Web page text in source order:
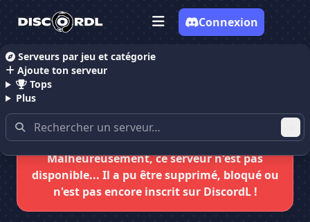
Serveurs par jeu et catégorie
Ajoute ton serveur
Tops
Plus
Connexion
Accueil Serveurs Discord Giveaways
Malheureusement, ce serveur n'est pas
disponible... Il a pu être supprimé, bloqué ou
n'est pas encore inscrit sur DiscordL !